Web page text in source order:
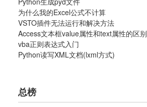
为什么我的Excel公式不计算
VSTO插件无法运行和解决方法
Access文本框value属性和text属性的区别
vba正则表达式入门
Python读写XML文档(lxml方式)
总榜